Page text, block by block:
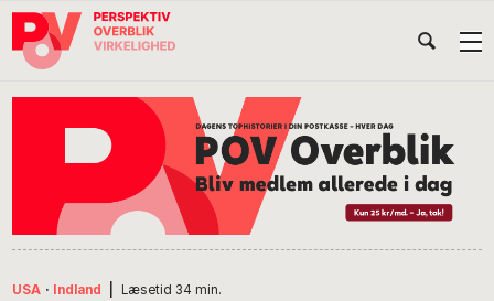
Gå
direkte
Skip
indhold
Gå
direkte
USA · Indland Læsetid 34 min.